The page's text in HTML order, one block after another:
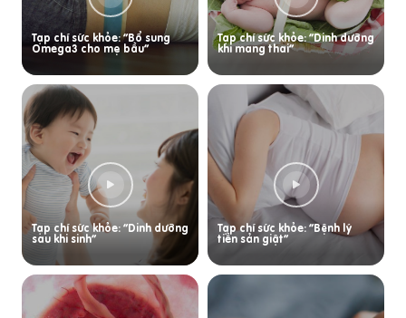
Tạp chí sức khỏe: “Bổ sung
Omega3 cho mẹ bầu”
Tạp chí sức khỏe: “Dinh dưỡng
khi mang thai”
Tạp chí sức khỏe: “Dinh dưỡng
sau khi sinh”
Tạp chí sức khỏe: “Bệnh lý
tiền sản giật”